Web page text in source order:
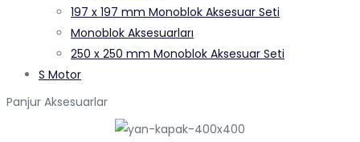
197 x 197 mm Monoblok Aksesuar Seti
Monoblok Aksesuarları
250 x 250 mm Monoblok Aksesuar Seti
S Motor
Panjur Aksesuarlar